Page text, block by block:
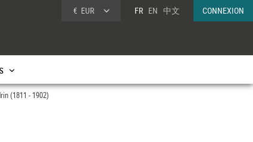
€ EUR FR EN 中文 CONNEXION
(1811 - 1902)